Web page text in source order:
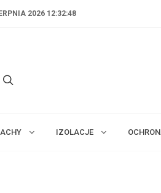
2026 12:32:49
IZOLACJE